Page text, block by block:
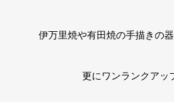
伊万里焼や有田焼の手描きの
更にワンランクアッ